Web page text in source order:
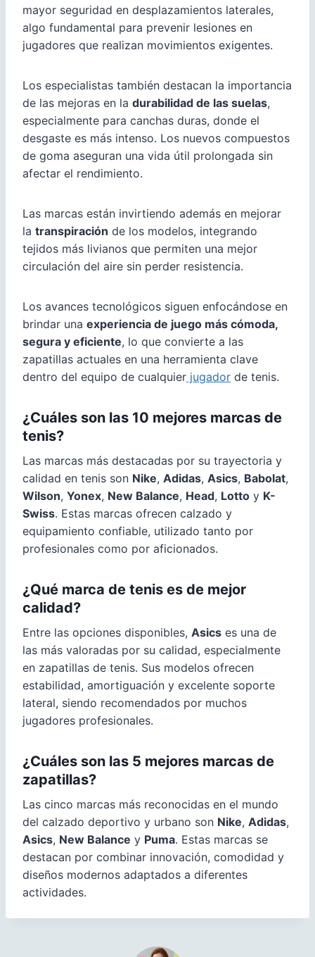
mayor seguridad en desplazamientos laterales,
algo fundamental para prevenir lesiones en
jugadores que realizan movimientos exigentes.
Los especialistas también destacan la importancia
de las mejoras en la durabilidad de las suelas,
especialmente para canchas duras, donde el
desgaste es más intenso. Los nuevos compuestos
de goma aseguran una vida útil prolongada sin
afectar el rendimiento.
Las marcas están invirtiendo además en mejorar
la transpiración de los modelos, integrando
tejidos más livianos que permiten una mejor
circulación del aire sin perder resistencia.
Los avances tecnológicos siguen enfocándose en
brindar una experiencia de juego más cómoda,
segura y eficiente, lo que convierte a las
zapatillas actuales en una herramienta clave
dentro del equipo de cualquier jugador de tenis.
¿Cuáles son las 10 mejores marcas de
tenis?
Las marcas más destacadas por su trayectoria y
calidad en tenis son Nike, Adidas, Asics, Babolat,
Wilson, Yonex, New Balance, Head, Lotto y K-
Swiss. Estas marcas ofrecen calzado y
equipamiento confiable, utilizado tanto por
profesionales como por aficionados.
¿Qué marca de tenis es de mejor
calidad?
Entre las opciones disponibles, Asics es una de
las más valoradas por su calidad, especialmente
en zapatillas de tenis. Sus modelos ofrecen
estabilidad, amortiguación y excelente soporte
lateral, siendo recomendados por muchos
jugadores profesionales.
¿Cuáles son las 5 mejores marcas de
zapatillas?
Las cinco marcas más reconocidas en el mundo
del calzado deportivo y urbano son Nike, Adidas,
Asics, New Balance y Puma. Estas marcas se
destacan por combinar innovación, comodidad y
diseños modernos adaptados a diferentes
actividades.